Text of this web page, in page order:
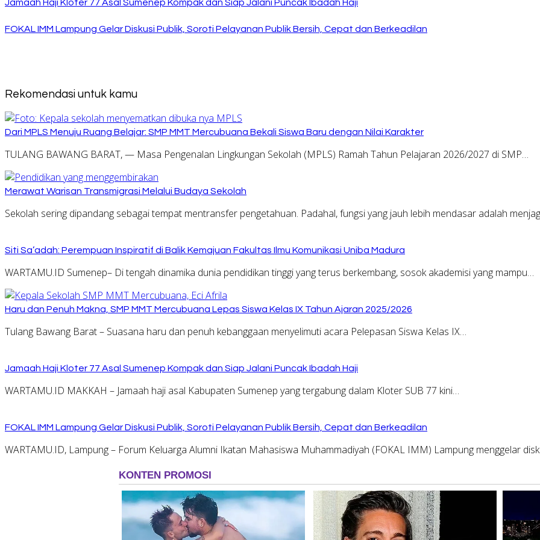
Jamaah Haji Kloter 77 Asal Sumenep Kompak dan Siap Jalani Puncak Ibadah Haji
FOKAL IMM Lampung Gelar Diskusi Publik, Soroti Pelayanan Publik Bersih, Cepat dan Berkeadilan
Rekomendasi untuk kamu
Dari MPLS Menuju Ruang Belajar: SMP MMT Mercubuana Bekali Siswa Baru dengan Nilai Karakter
TULANG BAWANG BARAT, — Masa Pengenalan Lingkungan Sekolah (MPLS) Ramah Tahun Pelajaran 2026/2027 di SMP…
Merawat Warisan Transmigrasi Melalui Budaya Sekolah
Sekolah sering dipandang sebagai tempat mentransfer pengetahuan. Padahal, fungsi yang jauh lebih mendasar adalah
Siti Sa’adah: Perempuan Inspiratif di Balik Kemajuan Fakultas Ilmu Komunikasi Uniba Madura
WARTAMU.ID Sumenep– Di tengah dinamika dunia pendidikan tinggi yang terus berkembang, sosok akademisi yang mampu…
Haru dan Penuh Makna, SMP MMT Mercubuana Lepas Siswa Kelas IX Tahun Ajaran 2025/2026
Tulang Bawang Barat – Suasana haru dan penuh kebanggaan menyelimuti acara Pelepasan Siswa Kelas IX…
Jamaah Haji Kloter 77 Asal Sumenep Kompak dan Siap Jalani Puncak Ibadah Haji
WARTAMU.ID MAKKAH – Jamaah haji asal Kabupaten Sumenep yang tergabung dalam Kloter SUB 77 kini…
FOKAL IMM Lampung Gelar Diskusi Publik, Soroti Pelayanan Publik Bersih, Cepat dan Berkeadilan
WARTAMU.ID, Lampung – Forum Keluarga Alumni Ikatan Mahasiswa Muhammadiyah (FOKAL IMM) Lampung menggelar